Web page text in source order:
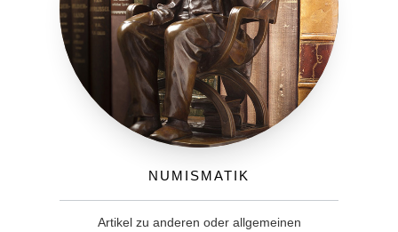
Numismatik
Artikel zu anderen oder allgemeinen